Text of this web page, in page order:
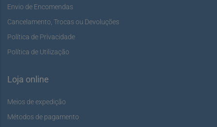
Envio de Encomendas
Cancelamento, Trocas ou Devoluções
Política de Privacidade
Política de Utilização
Loja online
Meios de expedição
Métodos de pagamento